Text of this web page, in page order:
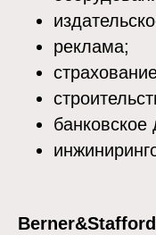
реклама;
банковское
Berner&Stafford